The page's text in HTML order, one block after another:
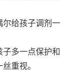
尔给孩子调剂一
多一点保护和
重视。